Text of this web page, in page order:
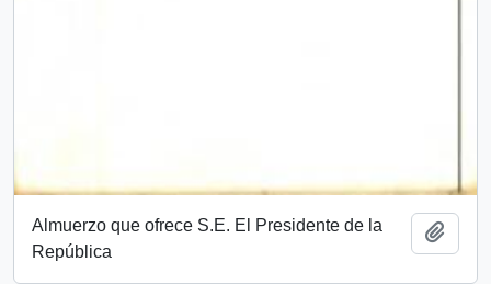
Almuerzo que ofrece S.E. El Presidente de la
República